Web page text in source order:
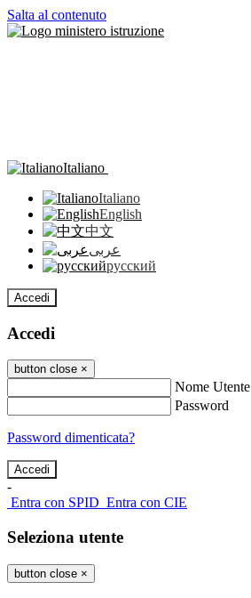
Salta al contenuto
Italiano
Italiano
English
中文
عربى
русский
Accedi
Accedi
button close ×
Nome Utente
Password
Password dimenticata?
-
Entra con SPID Entra con CIE
Seleziona utente
button close ×